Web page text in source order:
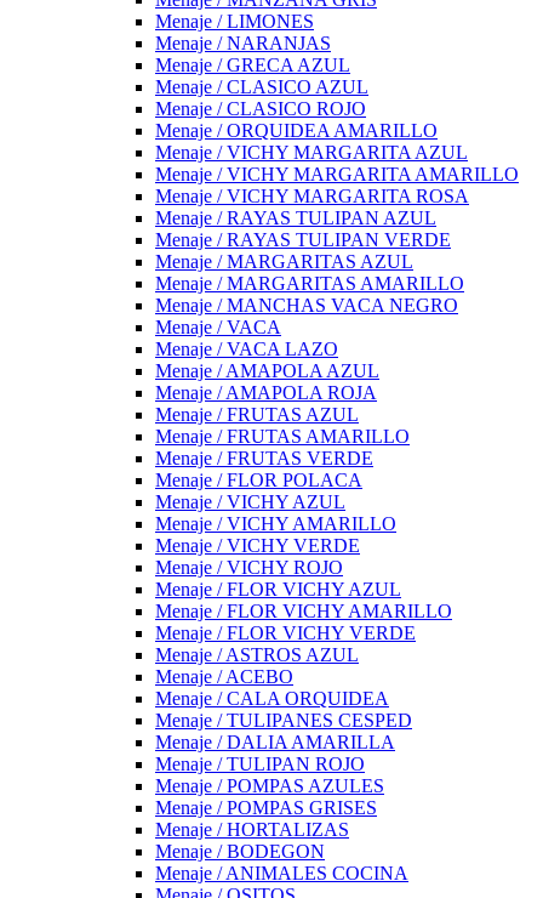
Menaje / LIMONES
Menaje / NARANJAS
Menaje / GRECA AZUL
Menaje / CLASICO AZUL
Menaje / CLASICO ROJO
Menaje / ORQUIDEA AMARILLO
Menaje / VICHY MARGARITA AZUL
Menaje / VICHY MARGARITA AMARILLO
Menaje / VICHY MARGARITA ROSA
Menaje / RAYAS TULIPAN AZUL
Menaje / RAYAS TULIPAN VERDE
Menaje / MARGARITAS AZUL
Menaje / MARGARITAS AMARILLO
Menaje / MANCHAS VACA NEGRO
Menaje / VACA
Menaje / VACA LAZO
Menaje / AMAPOLA AZUL
Menaje / AMAPOLA ROJA
Menaje / FRUTAS AZUL
Menaje / FRUTAS AMARILLO
Menaje / FRUTAS VERDE
Menaje / FLOR POLACA
Menaje / VICHY AZUL
Menaje / VICHY AMARILLO
Menaje / VICHY VERDE
Menaje / VICHY ROJO
Menaje / FLOR VICHY AZUL
Menaje / FLOR VICHY AMARILLO
Menaje / FLOR VICHY VERDE
Menaje / ASTROS AZUL
Menaje / ACEBO
Menaje / CALA ORQUIDEA
Menaje / TULIPANES CESPED
Menaje / DALIA AMARILLA
Menaje / TULIPAN ROJO
Menaje / POMPAS AZULES
Menaje / POMPAS GRISES
Menaje / HORTALIZAS
Menaje / BODEGON
Menaje / ANIMALES COCINA